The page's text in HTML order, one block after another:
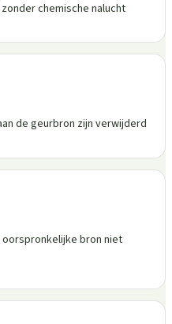
chemische nalucht
de geurbron zijn verwijderd
bron niet